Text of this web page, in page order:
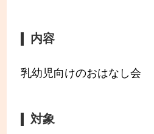
内容
乳幼児向けのおはなし会
対象